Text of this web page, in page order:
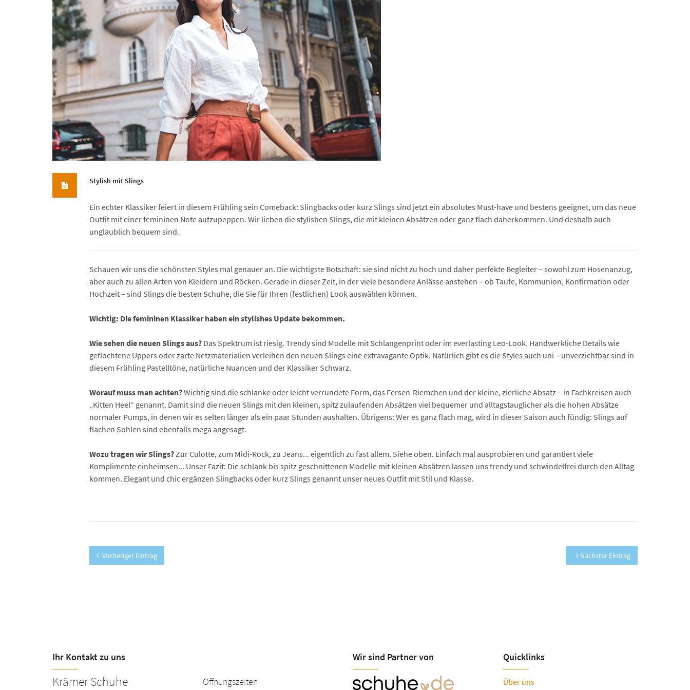
Stylish mit Slings
Ein echter Klassiker feiert in diesem Frühling sein Comeback: Slingbacks oder kurz Slings sind jetzt ein absolutes Must-have und bestens geeignet, um das neue
Outfit mit einer femininen Note aufzupeppen. Wir lieben die stylishen Slings, die mit kleinen Absätzen oder ganz flach daherkommen. Und deshalb auch
unglaublich bequem sind.
Schauen wir uns die schönsten Styles mal genauer an. Die wichtigste Botschaft: sie sind nicht zu hoch und daher perfekte Begleiter – sowohl zum Hosenanzug,
aber auch zu allen Arten von Kleidern und Röcken. Gerade in dieser Zeit, in der viele besondere Anlässe anstehen – ob Taufe, Kommunion, Konfirmation oder
Hochzeit – sind Slings die besten Schuhe, die Sie für Ihren (festlichen) Look auswählen können.
Wichtig: Die femininen Klassiker haben ein stylishes Update bekommen.
Wie sehen die neuen Slings aus? Das Spektrum ist riesig. Trendy sind Modelle mit Schlangenprint oder im everlasting Leo-Look. Handwerkliche Details wie
geflochtene Uppers oder zarte Netzmaterialien verleihen den neuen Slings eine extravagante Optik. Natürlich gibt es die Styles auch uni – unverzichtbar sind in
diesem Frühling Pastelltöne, natürliche Nuancen und der Klassiker Schwarz.
Worauf muss man achten?Wichtig sind die schlanke oder leicht verrundete Form, das Fersen-Riemchen und der kleine, zierliche Absatz – in Fachkreisen auch
„Kitten Heel“ genannt. Damit sind die neuen Slings mit den kleinen, spitz zulaufenden Absätzen viel bequemer und alltagstauglicher als die hohen Absätze
normaler Pumps, in denen wir es selten länger als ein paar Stunden aushalten. Übrigens: Wer es ganz flach mag, wird in dieser Saison auch fündig: Slings auf
flachen Sohlen sind ebenfalls mega angesagt.
Wozu tragen wir Slings?Zur Culotte, zum Midi-Rock, zu Jeans... eigentlich zu fast allem. Siehe oben. Einfach mal ausprobieren und garantiert viele
Komplimente einheimsen... Unser Fazit: Die schlank bis spitz geschnittenen Modelle mit kleinen Absätzen lassen uns trendy und schwindelfrei durch den Alltag
kommen. Elegant und chic ergänzen Slingbacks oder kurz Slings genannt unser neues Outfit mit Stil und Klasse.
Vorheriger Eintrag Nächster Eintrag
Ihr Kontakt zu uns
Krämer Schuhe Öffnungszeiten
Wir sind Partner von Quicklinks
Über uns